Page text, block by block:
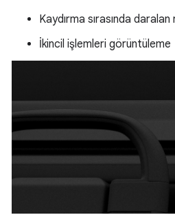
Kaydırma sırasında
İkincil işlemleri görüntüleme